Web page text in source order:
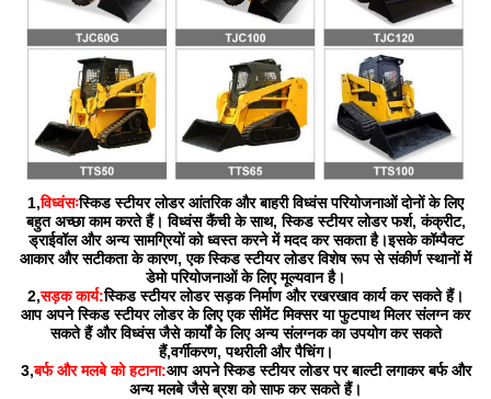
1,विध्वंसःस्किड स्टीयर लोडर आंतरिक और बाहरी विध्वंस परियोजनाओं दोनों के लिए
बहुत अच्छा काम करते हैं। विध्वंस कैंची के साथ, स्किड स्टीयर लोडर फर्श, कंक्रीट,
ड्राईवॉल और अन्य सामग्रियों को ध्वस्त करने में मदद कर सकता है।इसके कॉम्पैक्ट
आकार और सटीकता के कारण, एक स्किड स्टीयर लोडर विशेष रूप से संकीर्ण स्थानों में
डेमो परियोजनाओं के लिए मूल्यवान है।
2,सड़क कार्य:स्किड स्टीयर लोडर सड़क निर्माण और रखरखाव कार्य कर सकते हैं।
आप अपने स्किड स्टीयर लोडर के लिए एक सीमेंट मिक्सर या फुटपाथ मिलर संलग्न कर
सकते हैं और विध्वंस जैसे कार्यों के लिए अन्य संलग्नक का उपयोग कर सकते
हैं,वर्गीकरण, पथरीली और पैचिंग।
3,बर्फ और मलबे को हटाना:आप अपने स्किड स्टीयर लोडर पर बाल्टी लगाकर बर्फ और
अन्य मलबे जैसे ब्रश को साफ कर सकते हैं।